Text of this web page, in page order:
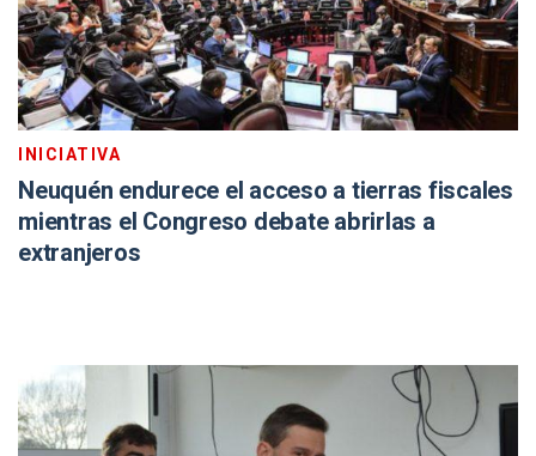
INICIATIVA
Neuquén endurece el acceso a tierras fiscales
mientras el Congreso debate abrirlas a
extranjeros